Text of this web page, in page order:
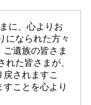
に、心よりお
になられた方々
遺族の皆さま
た皆さまが、
されますこ
ことを心より